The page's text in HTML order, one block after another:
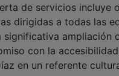
servicios incluye
dirigidas a todas las
significativa ampliación
con la
en un referente